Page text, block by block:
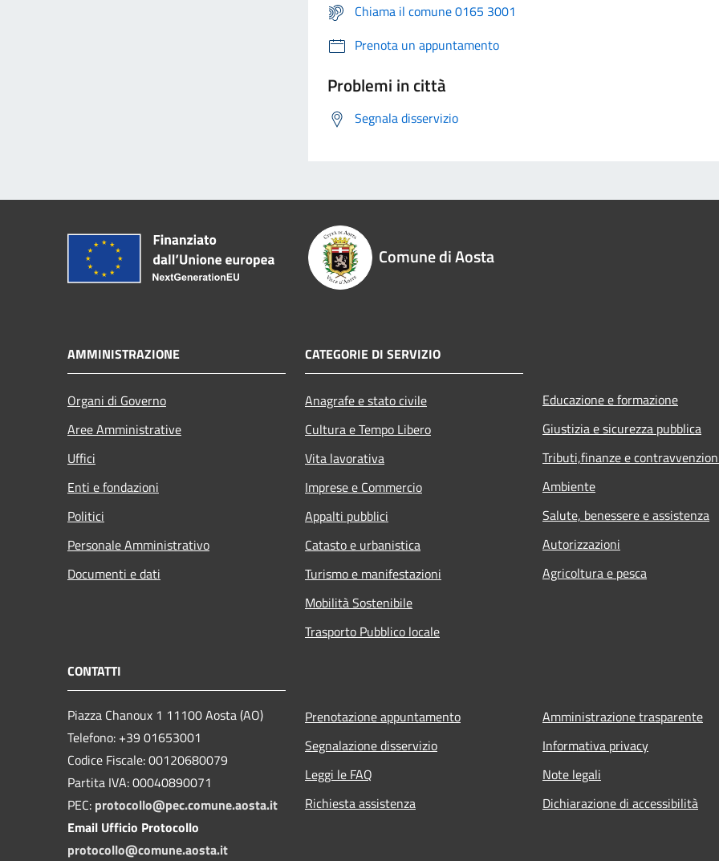
Chiama il comune 0165 3001
Prenota un appuntamento
Problemi in città
Segnala disservizio
Comune di Aosta
AMMINISTRAZIONE
Organi di Governo
Aree Amministrative
Uffici
Enti e fondazioni
Politici
Personale Amministrativo
Documenti e dati
CATEGORIE DI SERVIZIO
Anagrafe e stato civile
Cultura e Tempo Libero
Vita lavorativa
Imprese e Commercio
Appalti pubblici
Catasto e urbanistica
Turismo e manifestazioni
Mobilità Sostenibile
Trasporto Pubblico locale
Educazione e formazione
Giustizia e sicurezza pubblica
Tributi,finanze e
Ambiente
Salute, benessere e assistenza
Autorizzazioni
Agricoltura e pesca
CONTATTI
Piazza Chanoux 1 11100 Aosta (AO)
Telefono: +39 01653001
Codice Fiscale: 00120680079
Partita IVA: 00040890071
PEC: protocollo@pec.comune.aosta.it
Email Ufficio Protocollo
protocollo@comune.aosta.it
Prenotazione appuntamento
Segnalazione disservizio
Leggi le FAQ
Richiesta assistenza
Amministrazione trasparente
Informativa privacy
Note legali
Dichiarazione di accessibilità